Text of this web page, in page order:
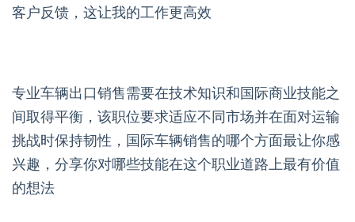
客户反馈，这让我的工作更高效
专业车辆出口销售需要在技术知识和国际商业技能之
间取得平衡，该职位要求适应不同市场并在面对运输
挑战时保持韧性，国际车辆销售的哪个方面最让你感
兴趣，分享你对哪些技能在这个职业道路上最有价值
的想法